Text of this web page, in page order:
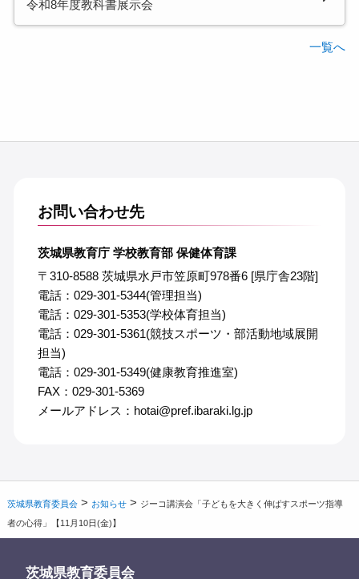
令和8年度教科書展示会
一覧へ
お問い合わせ先
茨城県教育庁 学校教育部 保健体育課
〒310-8588 茨城県水戸市笠原町978番6 [県庁舎23階]
電話：029-301-5344(管理担当)
電話：029-301-5353(学校体育担当)
電話：029-301-5361(競技スポーツ・部活動地域展開
担当)
電話：029-301-5349(健康教育推進室)
FAX：029-301-5369
メールアドレス：hotai@pref.ibaraki.lg.jp
茨城県教育委員会 > お知らせ > ジーコ講演会「子どもを大きく伸ばすスポーツ指導
者の心得」【11月10日(金)】
茨城県教育委員会